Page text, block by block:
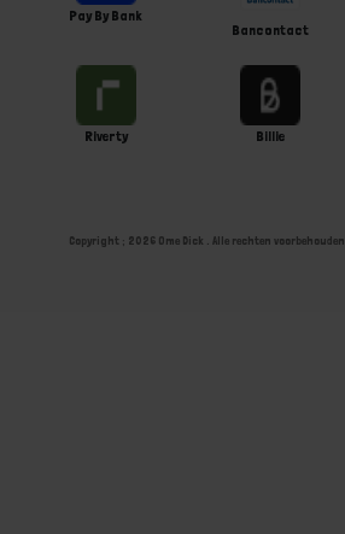
Pay By Bank
Bancontact
Riverty Billie
Copyright ; 2026 Ome Dick . Alle rechten voorbehouden